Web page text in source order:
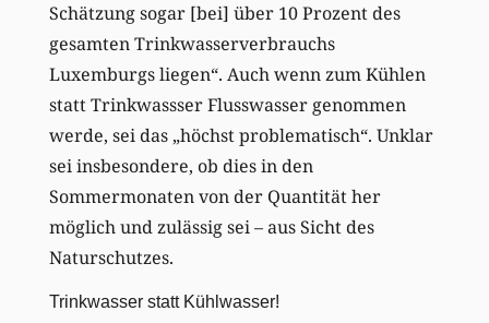
Schätzung sogar [bei] über 10 Prozent des
gesamten Trinkwasserverbrauchs
Luxemburgs liegen“. Auch wenn zum Kühlen
statt Trinkwassser Flusswasser genommen
werde, sei das „höchst problematisch“. Unklar
sei insbesondere, ob dies in den
Sommermonaten von der Quantität her
möglich und zulässig sei – aus Sicht des
Naturschutzes.
Trinkwasser statt Kühlwasser!